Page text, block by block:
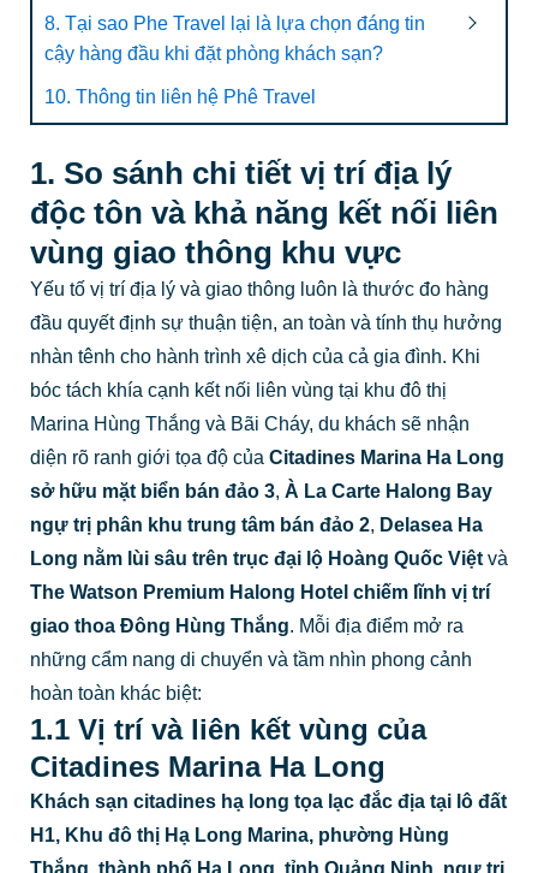
8. Tại sao Phe Travel lại là lựa chọn đáng tin
cậy hàng đầu khi đặt phòng khách sạn?
10. Thông tin liên hệ Phê Travel
1. So sánh chi tiết vị trí địa lý
độc tôn và khả năng kết nối liên
vùng giao thông khu vực
Yếu tố vị trí địa lý và giao thông luôn là thước đo hàng
đầu quyết định sự thuận tiện, an toàn và tính thụ hưởng
nhàn tênh cho hành trình xê dịch của cả gia đình. Khi
bóc tách khía cạnh kết nối liên vùng tại khu đô thị
Marina Hùng Thắng và Bãi Cháy, du khách sẽ nhận
diện rõ ranh giới tọa độ của Citadines Marina Ha Long
sở hữu mặt biển bán đảo 3, À La Carte Halong Bay
ngự trị phân khu trung tâm bán đảo 2, Delasea Ha
Long nằm lùi sâu trên trục đại lộ Hoàng Quốc Việtvà
The Watson Premium Halong Hotel chiếm lĩnh vị trí
giao thoa Đông Hùng Thắng. Mỗi địa điểm mở ra
những cẩm nang di chuyển và tầm nhìn phong cảnh
hoàn toàn khác biệt:
1.1 Vị trí và liên kết vùng của
Citadines Marina Ha Long
Khách sạn citadines hạ long tọa lạc đắc địa tại lô đất
H1, Khu đô thị Hạ Long Marina, phường Hùng
Thắng, thành phố Hạ Long, tỉnh Quảng Ninh, ngự trị